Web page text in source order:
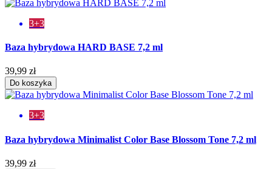
3+3
Baza hybrydowa HARD BASE 7,2 ml
39,99 zł
Do koszyka
3+3
Baza hybrydowa Minimalist Color Base Blossom Tone 7,2 ml
39,99 zł